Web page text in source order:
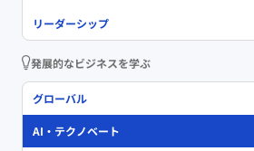
リーダーシップ
発展的なビジネスを学ぶ
グローバル
AI・テクノベート